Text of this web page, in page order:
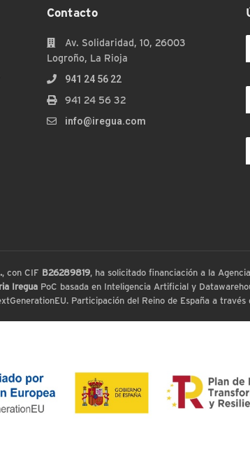
Contacto
Av. Solidaridad, 10, 26003
Logroño, La Rioja
941 24 56 22
941 24 56 32
info@iregua.com
, con CIF B26289819, ha solicitado financiación a la
IreguaPoC basada en Inteligencia Artificial y
Participación del Reino de España a